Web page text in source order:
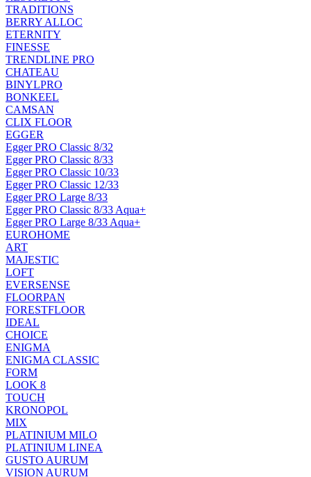
TRADITIONS
BERRY ALLOC
ETERNITY
FINESSE
TRENDLINE PRO
CHATEAU
BINYLPRO
BONKEEL
CAMSAN
CLIX FLOOR
EGGER
Egger PRO Classic 8/32
Egger PRO Classic 8/33
Egger PRO Classic 10/33
Egger PRO Classic 12/33
Egger PRO Large 8/33
Egger PRO Classic 8/33 Aqua+
Egger PRO Large 8/33 Aqua+
EUROHOME
ART
MAJESTIC
LOFT
EVERSENSE
FLOORPAN
FORESTFLOOR
IDEAL
CHOICE
ENIGMA
ENIGMA CLASSIC
FORM
LOOK 8
TOUCH
KRONOPOL
MIX
PLATINIUM MILO
PLATINIUM LINEA
GUSTO AURUM
VISION AURUM